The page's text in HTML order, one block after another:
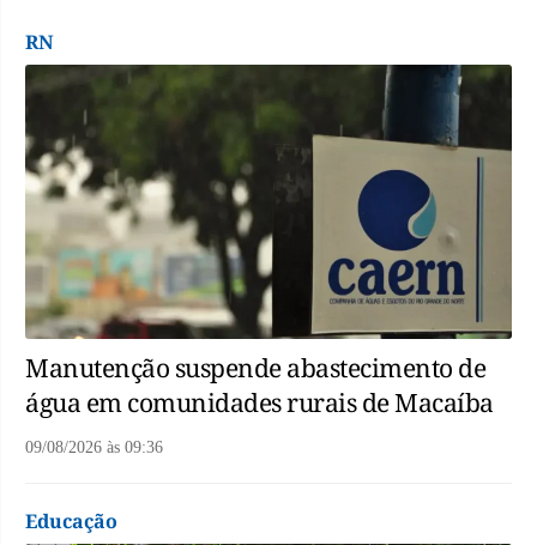
RN
Manutenção suspende abastecimento de
água em comunidades rurais de Macaíba
09/08/2026 às 09:36
Educação